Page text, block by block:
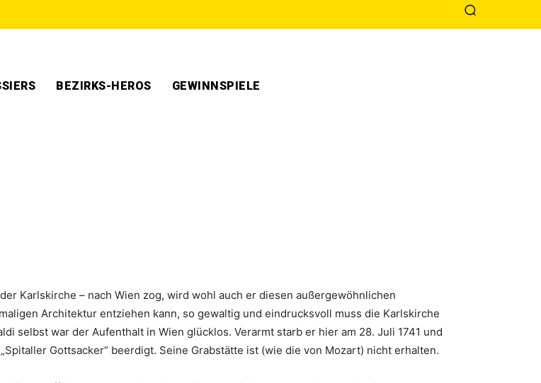
BEZIRKS-HEROS GEWINNSPIELE
Karlskirche – nach Wien zog, wird wohl auch er diesen außergewöhnlichen
Architektur entziehen kann, so gewaltig und eindrucksvoll muss die Karlskirche
selbst war der Aufenthalt in Wien glücklos. Verarmt starb er hier am 28. Juli 1741 und
Gottsacker“ beerdigt. Seine Grabstätte ist (wie die von Mozart) nicht erhalten.